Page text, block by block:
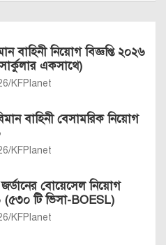
বাহিনী নিয়োগ বিজ্ঞপ্তি ২০২৬
একসাথে)
KFPlanet
বাহিনী বেসামরিক নিয়োগ
KFPlanet
বোয়েসেল নিয়োগ
(৫৩০ টি ভিসা-BOESL)
KFPlanet